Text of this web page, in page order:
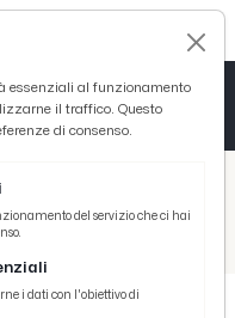
con l'Ascoli alla ''Dacia Arena''
essenziali al funzionamento
il traffico. Questo
di consenso.
del servizio che ci hai
i dati con l'obiettivo di